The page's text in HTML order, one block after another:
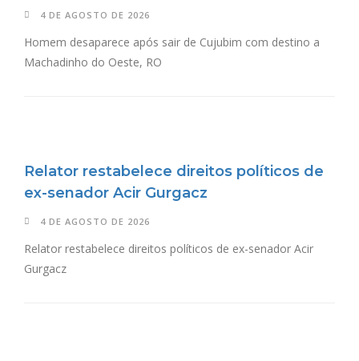
4 DE AGOSTO DE 2026
Homem desaparece após sair de Cujubim com destino a
Machadinho do Oeste, RO
Relator restabelece direitos políticos de
ex-senador Acir Gurgacz
4 DE AGOSTO DE 2026
Relator restabelece direitos políticos de ex-senador Acir
Gurgacz